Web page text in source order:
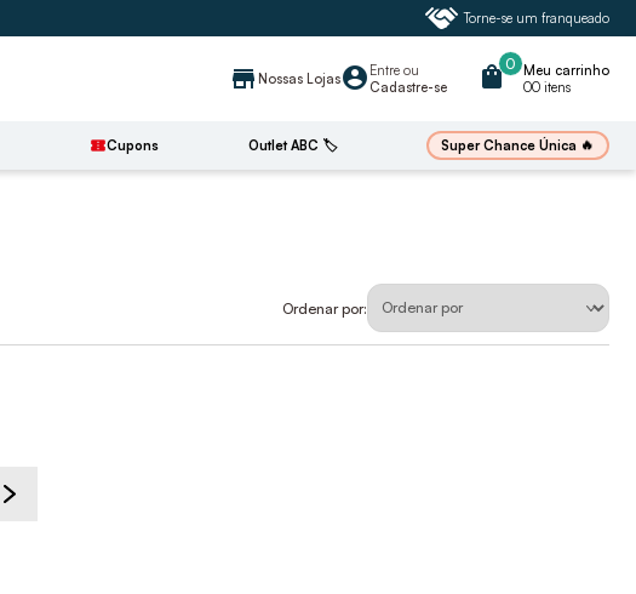
Torne-se um franqueado
store Nossas Lojasaccount_circle Entre ou
Cadastre-se
0
shopping_bag
Meu carrinho
00 itens
confirmation_numberCupons Outlet ABC 🏷️ Super Chance Única 🔥
Ordenar por: